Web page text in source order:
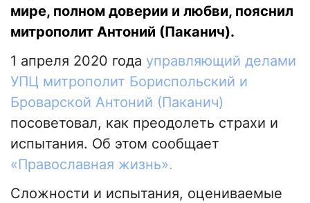
мире, полном доверии и любви, пояснил
митрополит Антоний (Паканич).
1 апреля 2020 года управляющий делами
УПЦ митрополит Бориспольский и
Броварской Антоний (Паканич)
посоветовал, как преодолеть страхи и
испытания. Об этом сообщает
«Православная жизнь».
Сложности и испытания, оцениваемые